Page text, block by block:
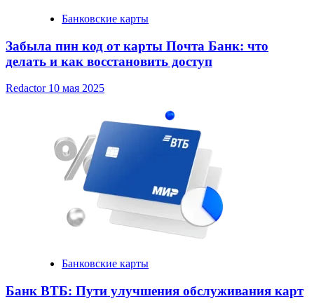
Банковские карты
Забыла пин код от карты Почта Банк: что
делать и как восстановить доступ
Redactor 10 мая 2025
Банковские карты
Банк ВТБ: Пути улучшения обслуживания карт